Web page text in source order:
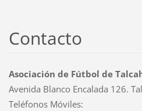
Contacto
Asociación de Fútbol de
Avenida Blanco Encalada 126.
Teléfonos Móviles: